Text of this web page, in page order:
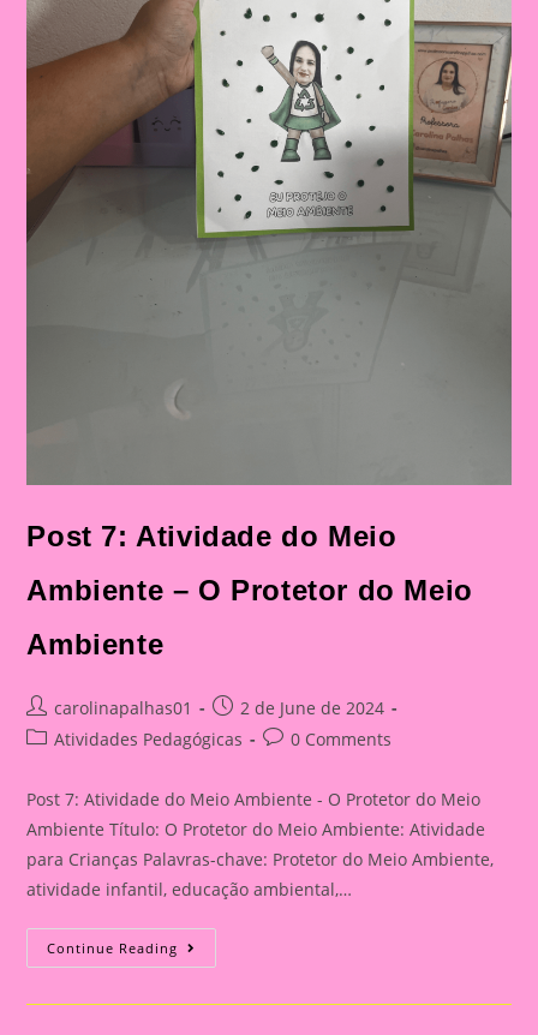
Post 7: Atividade do Meio
Ambiente – O Protetor do Meio
Ambiente
Post
author:
carolinapalhas01
Post
published:
2 de June de 2024
PostAtividades Pedagógicas
Post0 Comments
Post 7: Atividade do Meio Ambiente - O Protetor do Meio
Ambiente Título: O Protetor do Meio Ambiente: Atividade
para Crianças Palavras-chave: Protetor do Meio Ambiente,
atividade infantil, educação ambiental,…
Continue Reading Post
7:
Do